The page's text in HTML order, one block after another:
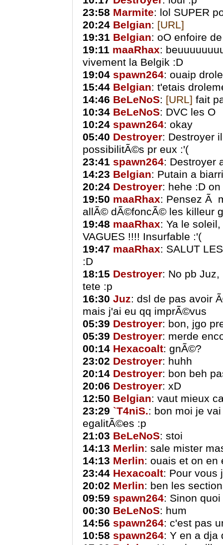
23:58 Marmite: lol SUPER
20:24 Belgian: [URL]
19:31 Belgian: oO enfoire
19:11 maaRhax:
vivement la Belgik :D
19:04 spawn264: ouaip
15:44 Belgian: t'etais
14:46 BeLeNoS: [URL] fait
10:34 BeLeNoS: DVC les O
10:24 spawn264: okay
05:40 Destroyer: Destroyer
possibilitÃ©s pr eux :'(
23:41 spawn264: Destroyer
14:23 Belgian: Putain a
20:24 Destroyer: hehe :D
19:50 maaRhax: Pensez Ã
allÃ© dÃ©foncÃ© les killeur
19:48 maaRhax: Ya le
VAGUES !!!! Insurfable :'(
19:47 maaRhax: SALUT
:D
18:15 Destroyer: No pb
tete :p
16:30 Juz: dsl de pas avoir
mais j'ai eu qq imprÃ©vus
05:39 Destroyer: bon, jgo
05:39 Destroyer: merde
00:14 Hexacoalt: gnÃ©?
23:02 Destroyer: huhh
20:14 Destroyer: bon beh
20:06 Destroyer: xD
12:50 Belgian: vaut mieux
23:29 `T4niS.: bon moi je
egalitÃ©es :p
21:03 BeLeNoS: stoi
14:13 Merlin: sale mister
14:13 Merlin: ouais et on en
23:44 Hexacoalt: Pour vous
20:02 Merlin: ben les
09:59 spawn264: Sinon
00:30 BeLeNoS: hum
14:56 spawn264: c'est pas
10:58 spawn264: Y en a dja